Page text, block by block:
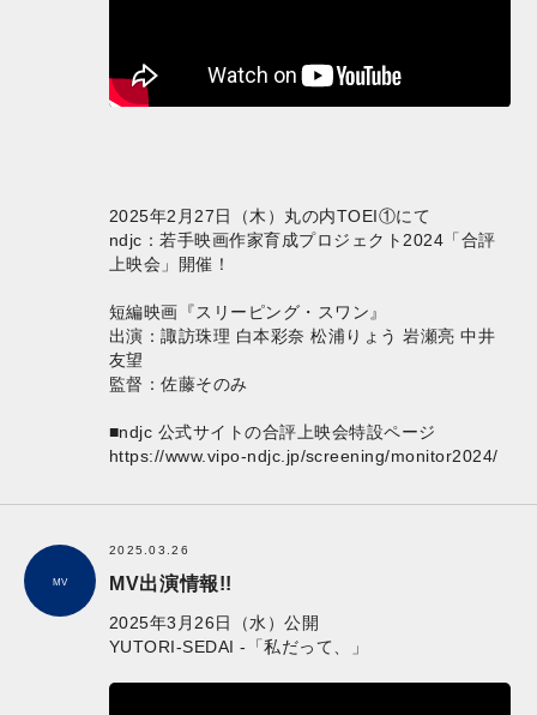
2025年2月27日（木）丸の内TOEI①にて
ndjc：若手映画作家育成プロジェクト2024「合評
上映会」開催！
短編映画『スリーピング・スワン』
出演：諏訪珠理 白本彩奈 松浦りょう 岩瀬亮 中井
友望
監督：佐藤そのみ
■ndjc 公式サイトの合評上映会特設ページ
https://www.vipo-ndjc.jp/screening/monitor2024/
MV
2025.03.26
MV出演情報!!
2025年3月26日（水）公開
YUTORI-SEDAI -「私だって、」